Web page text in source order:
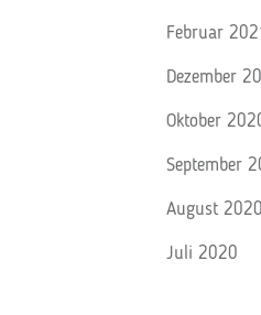
Februar
Dezember
Oktober
September
August 2020
Juli 2020